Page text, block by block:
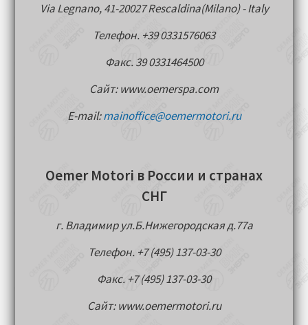
Via Legnano, 41-20027 Rescaldina(Milano) - Italy
Телефон. +39 0331576063
Факс. 39 0331464500
Сайт: www.oemerspa.com
E-mail:mainoffice@oemermotori.ru
Oemer Motori в России и странах
СНГ
г. Владимир ул.Б.Нижегородская д.77a
Телефон. +7 (495) 137-03-30
Факс. +7 (495) 137-03-30
Сайт: www.oemermotori.ru